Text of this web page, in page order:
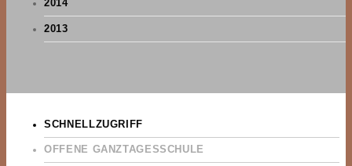
2014
2013
SCHNELLZUGRIFF
OFFENE GANZTAGESSCHULE